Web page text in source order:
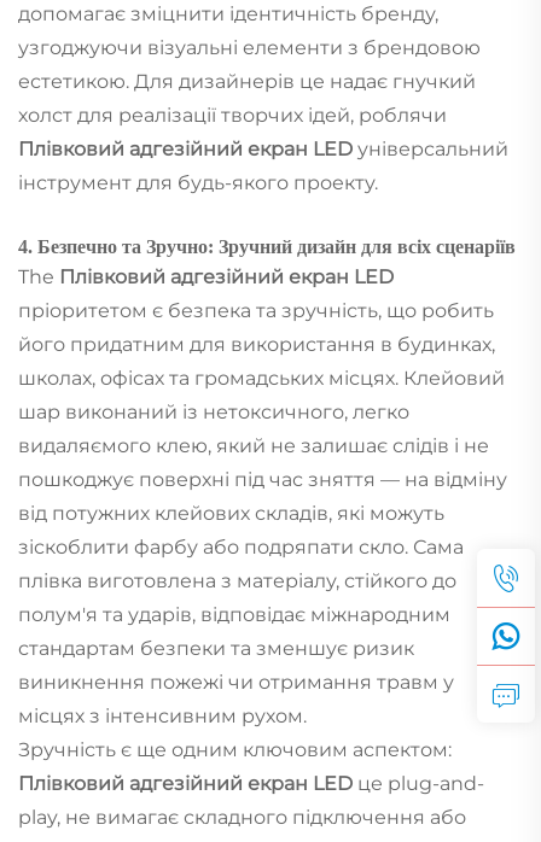
допомагає зміцнити ідентичність бренду,
узгоджуючи візуальні елементи з брендовою
естетикою. Для дизайнерів це надає гнучкий
холст для реалізації творчих ідей, роблячи
Плівковий адгезійний екран LED універсальний
інструмент для будь-якого проекту.
4. Безпечно та Зручно: Зручний дизайн для всіх сценаріїв
The Плівковий адгезійний екран LED
пріоритетом є безпека та зручність, що робить
його придатним для використання в будинках,
школах, офісах та громадських місцях. Клейовий
шар виконаний із нетоксичного, легко
видаляємого клею, який не залишає слідів і не
пошкоджує поверхні під час зняття — на відміну
від потужних клейових складів, які можуть
зіскоблити фарбу або подряпати скло. Сама
плівка виготовлена з матеріалу, стійкого до
полум'я та ударів, відповідає міжнародним
стандартам безпеки та зменшує ризик
виникнення пожежі чи отримання травм у
місцях з інтенсивним рухом.
Зручність є ще одним ключовим аспектом:
Плівковий адгезійний екран LED це plug-and-
play, не вимагає складного підключення або